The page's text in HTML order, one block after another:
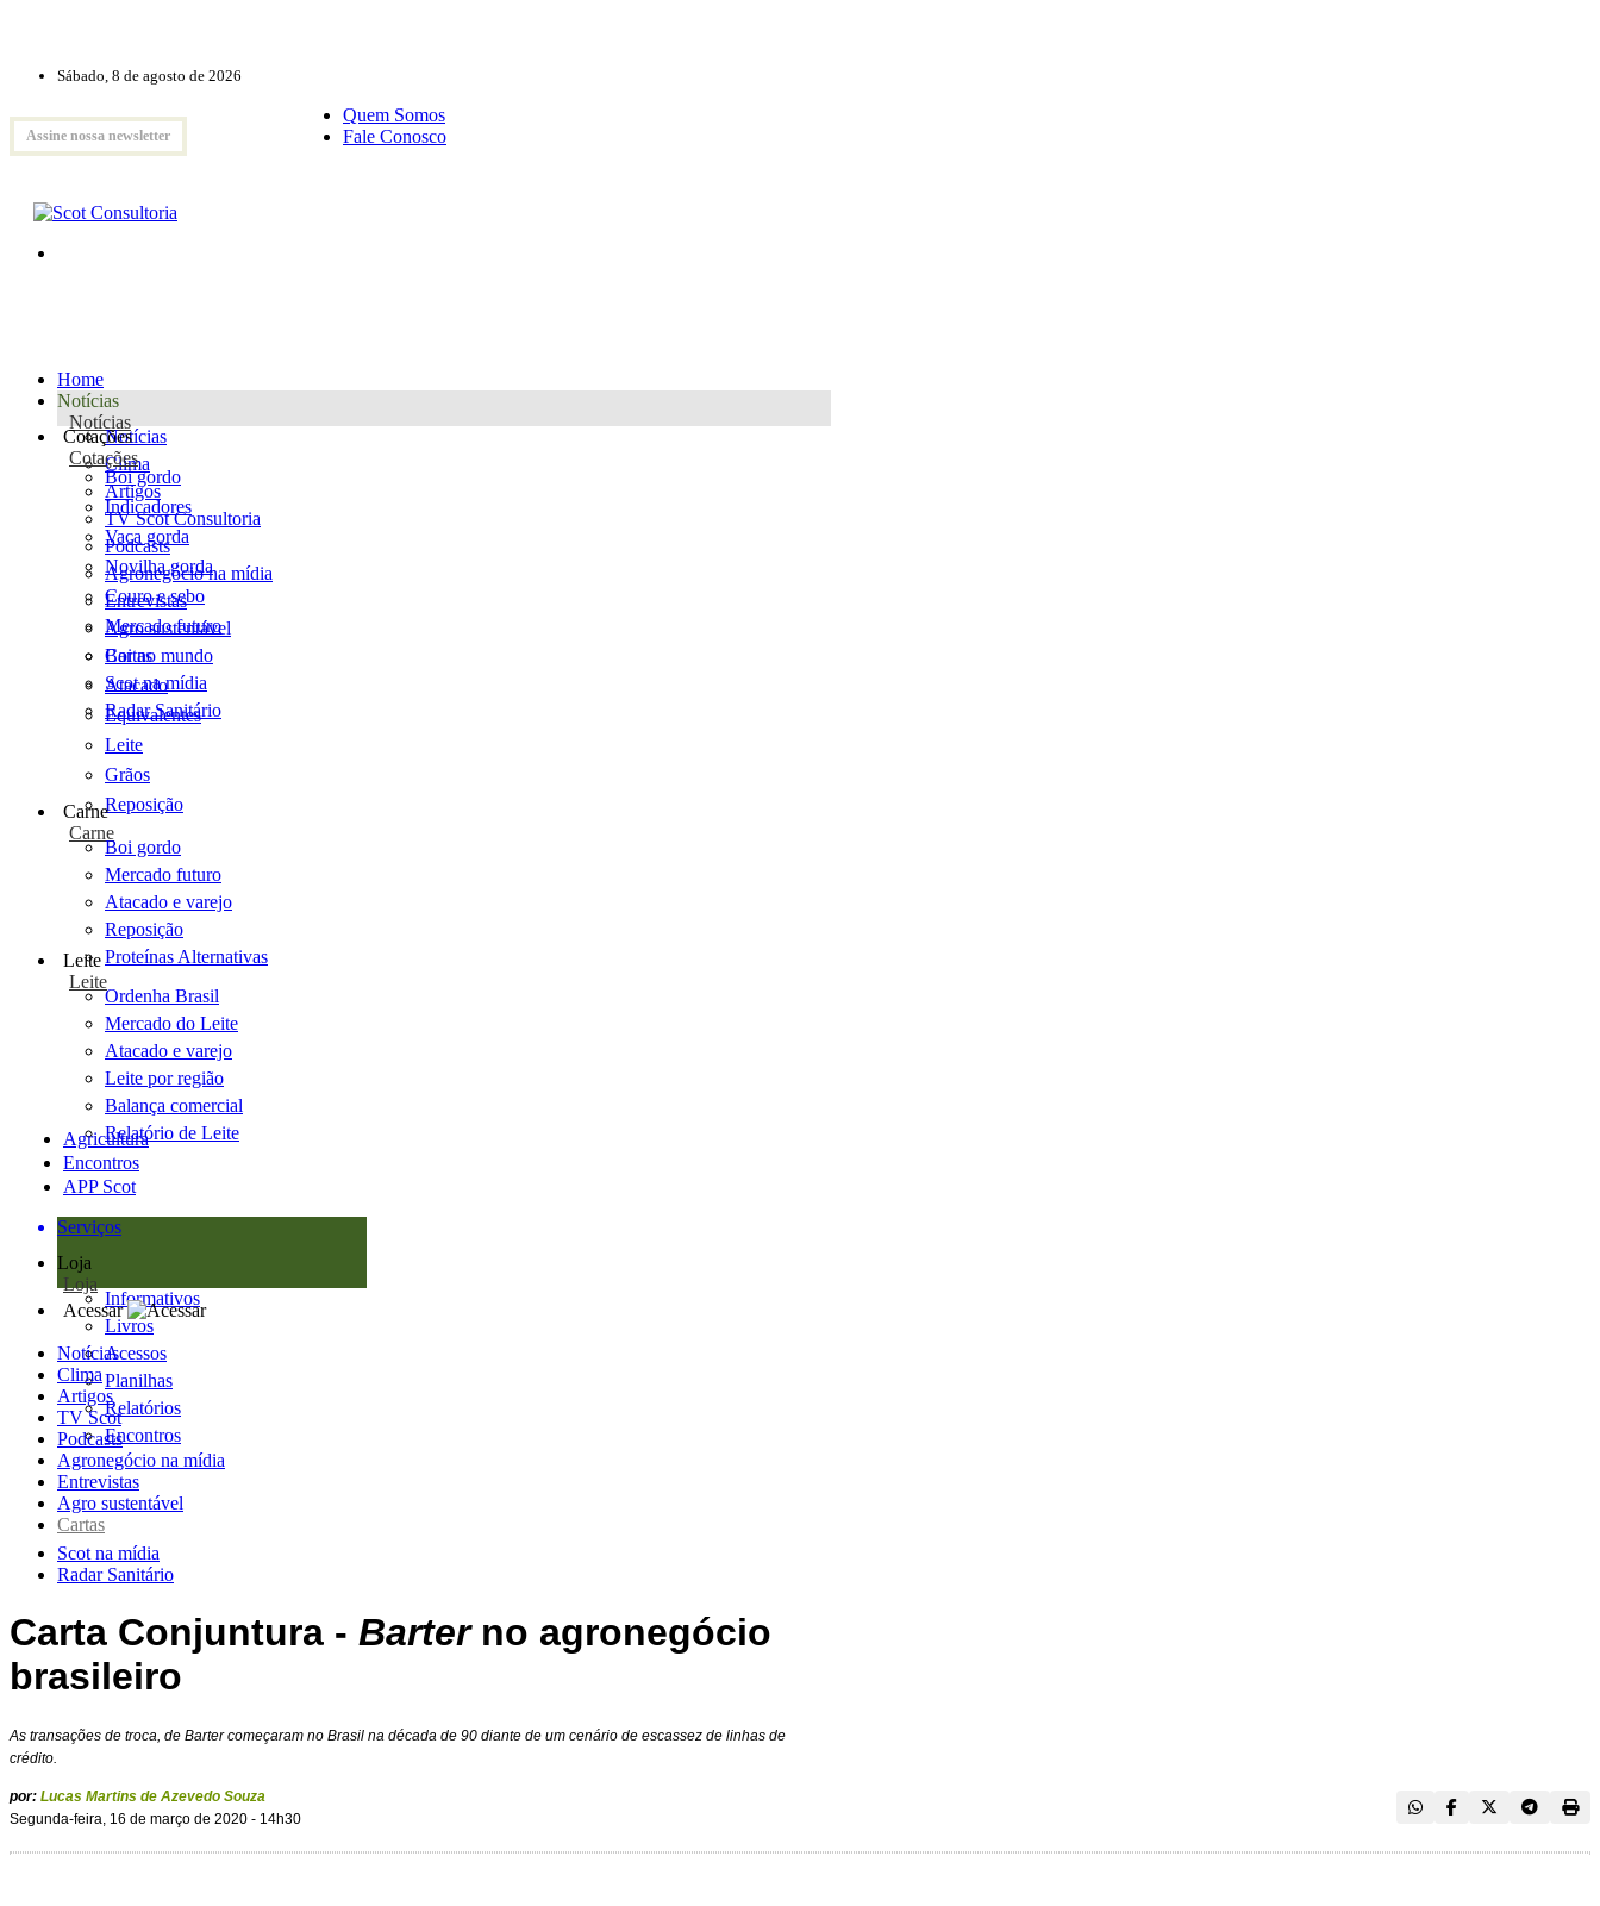
Sábado, 8 de agosto de 2026
Assine nossa newsletter
Quem Somos
Fale Conosco
Home
Notícias
Notícias
Notícias
Clima
Artigos
TV Scot Consultoria
Podcasts
Agronegócio na mídia
Entrevistas
Agro sustentável
Cartas
Scot na mídia
Radar Sanitário
Cotações
Cotações
Boi gordo
Indicadores
Vaca gorda
Novilha gorda
Couro e sebo
Mercado futuro
Boi no mundo
Atacado
Equivalentes
Leite
Grãos
Reposição
Carne
Carne
Boi gordo
Mercado futuro
Atacado e varejo
Reposição
Proteínas Alternativas
Leite
Leite
Ordenha Brasil
Mercado do Leite
Atacado e varejo
Leite por região
Balança comercial
Relatório de Leite
Agricultura
Encontros
APP Scot
Serviços
Loja
Loja
Informativos
Livros
Acessos
Planilhas
Relatórios
Encontros
Acessar
Notícias
Clima
Artigos
TV Scot
Podcasts
Agronegócio na mídia
Entrevistas
Agro sustentável
Cartas
Scot na mídia
Radar Sanitário
Carta Conjuntura - Barterno agronegócio
brasileiro
As transações de troca, de Barter começaram no Brasil na década de 90 diante de um cenário de escassez de linhas de
crédito.
por: Lucas Martins de Azevedo Souza
Segunda-feira, 16 de março de 2020 - 14h30